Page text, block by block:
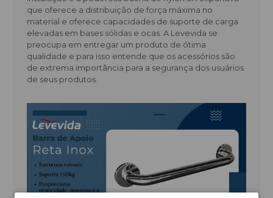
que oferece a distribuição de força máxima no
material e oferece capacidades de suporte de carga
elevadas em bases sólidas e ocas. A Levevida se
preocupa em entregar um produto de ótima
qualidade e para isso entende que os acessórios são
de extrema importância para a segurança dos usuários
de seus produtos.